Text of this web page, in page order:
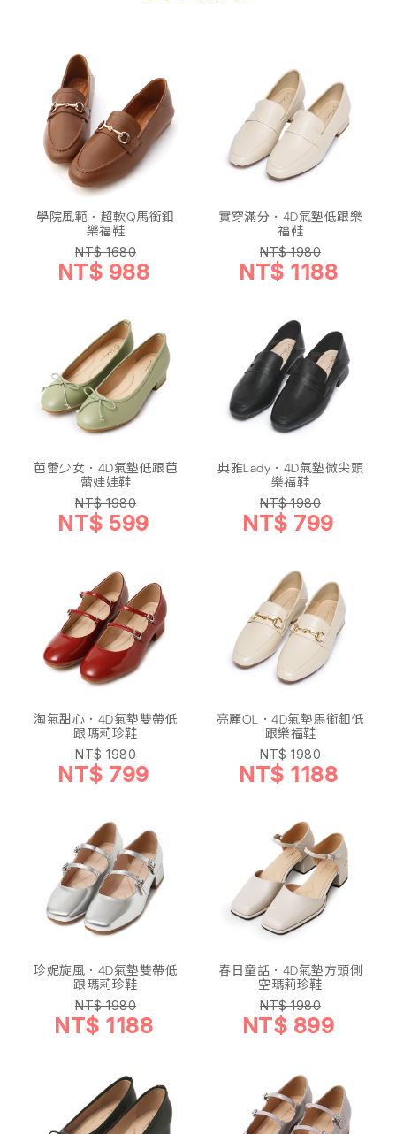
學院風範．超軟Q馬銜釦
樂福鞋
NT$ 1680
NT$ 988
實穿滿分．4D氣墊低跟樂
福鞋
NT$ 1980
NT$ 1188
芭蕾少女．4D氣墊低跟芭
蕾娃娃鞋
NT$ 1980
NT$ 599
典雅Lady．4D氣墊微尖頭
樂福鞋
NT$ 1980
NT$ 799
淘氣甜心．4D氣墊雙帶低
跟瑪莉珍鞋
NT$ 1980
NT$ 799
亮麗OL．4D氣墊馬銜釦低
跟樂福鞋
NT$ 1980
NT$ 1188
珍妮旋風．4D氣墊雙帶低
跟瑪莉珍鞋
NT$ 1980
NT$ 1188
春日童話．4D氣墊方頭側
空瑪莉珍鞋
NT$ 1980
NT$ 899